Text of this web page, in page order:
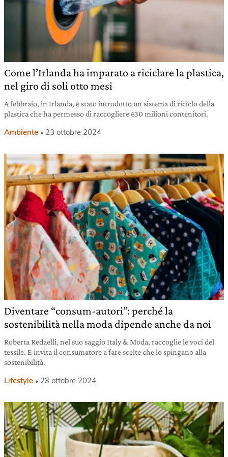
Come l’Irlanda ha imparato a riciclare la plastica,
nel giro di soli otto mesi
A febbraio, in Irlanda, è stato introdotto un sistema di riciclo della
plastica che ha permesso di raccogliere 630 milioni contenitori.
Ambiente 23 ottobre 2024
Diventare “consum-autori”: perché la
sostenibilità nella moda dipende anche da noi
Roberta Redaelli, nel suo saggio Italy & Moda, raccoglie le voci del
tessile. E invita il consumatore a fare scelte che lo spingano alla
sostenibilità.
Lifestyle 23 ottobre 2024